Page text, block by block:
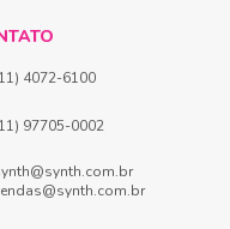
4072-6100
97705-0002